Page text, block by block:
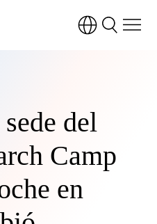
del
Camp
en